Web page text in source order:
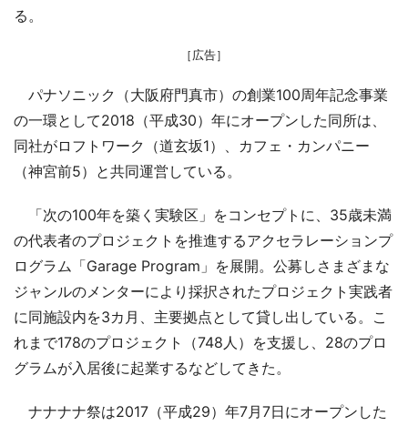
る。
［広告］
パナソニック（大阪府門真市）の創業100周年記念事業
の一環として2018（平成30）年にオープンした同所は、
同社がロフトワーク（道玄坂1）、カフェ・カンパニー
（神宮前5）と共同運営している。
「次の100年を築く実験区」をコンセプトに、35歳未満
の代表者のプロジェクトを推進するアクセラレーションプ
ログラム「Garage Program」を展開。公募しさまざまな
ジャンルのメンターにより採択されたプロジェクト実践者
に同施設内を3カ月、主要拠点として貸し出している。こ
れまで178のプロジェクト（748人）を支援し、28のプロ
グラムが入居後に起業するなどしてきた。
ナナナナ祭は2017（平成29）年7月7日にオープンした